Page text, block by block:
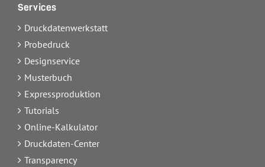
Services
Druckdatenwerkstatt
Probedruck
Designservice
Musterbuch
Expressproduktion
Tutorials
Online-Kalkulator
Druckdaten-Center
Transparency